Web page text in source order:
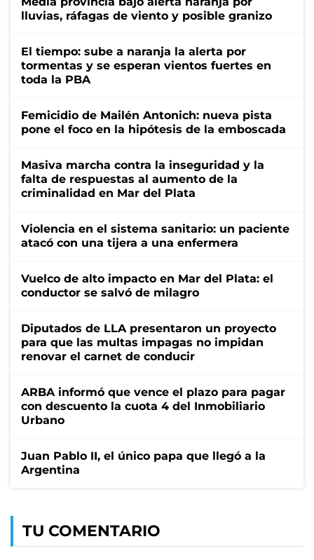
lluvias, ráfagas de viento y posible granizo
El tiempo: sube a naranja la alerta por
tormentas y se esperan vientos fuertes en
toda la PBA
Femicidio de Mailén Antonich: nueva pista
pone el foco en la hipótesis de la emboscada
Masiva marcha contra la inseguridad y la
falta de respuestas al aumento de la
criminalidad en Mar del Plata
Violencia en el sistema sanitario: un paciente
atacó con una tijera a una enfermera
Vuelco de alto impacto en Mar del Plata: el
conductor se salvó de milagro
Diputados de LLA presentaron un proyecto
para que las multas impagas no impidan
renovar el carnet de conducir
ARBA informó que vence el plazo para pagar
con descuento la cuota 4 del Inmobiliario
Urbano
Juan Pablo II, el único papa que llegó a la
Argentina
TU COMENTARIO